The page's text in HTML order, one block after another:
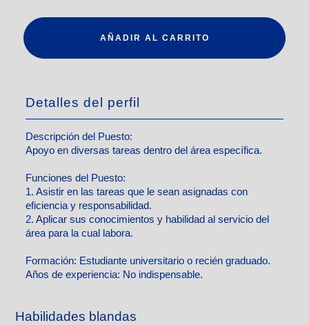
AÑADIR AL CARRITO
Detalles del perfil
Descripción del Puesto:
Apoyo en diversas tareas dentro del área específica.
Funciones del Puesto:
1. Asistir en las tareas que le sean asignadas con
eficiencia y responsabilidad.
2. Aplicar sus conocimientos y habilidad al servicio del
área para la cual labora.
Formación: Estudiante universitario o recién graduado.
Años de experiencia: No indispensable.
Habilidades blandas